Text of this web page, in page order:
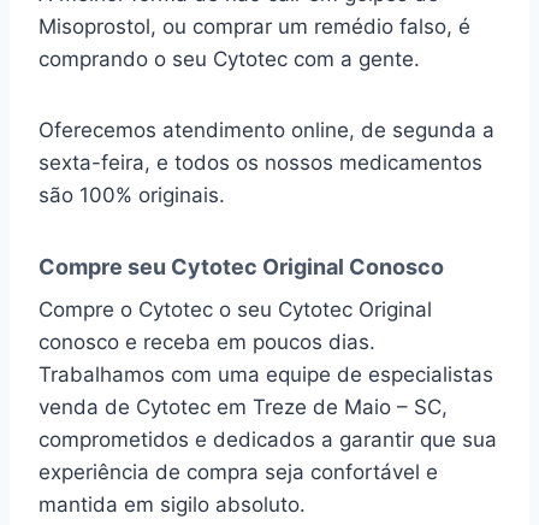
Misoprostol, ou comprar um remédio falso, é
comprando o seu Cytotec com a gente.
Oferecemos atendimento online, de segunda a
sexta-feira, e todos os nossos medicamentos
são 100% originais.
Compre seu Cytotec Original Conosco
Compre o Cytotec o seu Cytotec Original
conosco e receba em poucos dias.
Trabalhamos com uma equipe de especialistas
venda de Cytotec em Treze de Maio – SC,
comprometidos e dedicados a garantir que sua
experiência de compra seja confortável e
mantida em sigilo absoluto.